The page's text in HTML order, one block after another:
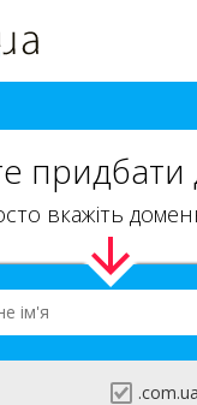
вкажіть
.com.ua